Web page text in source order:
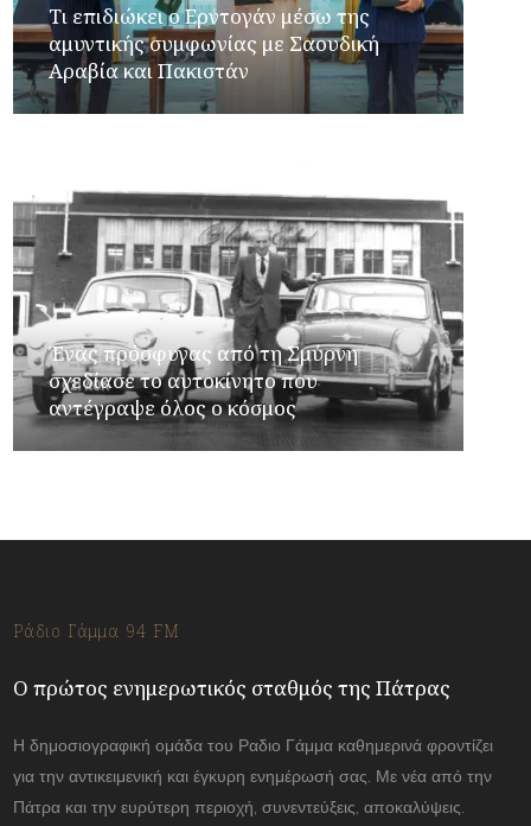
Τι επιδιώκει ο Ερντογάν μέσω της
αμυντικής συμφωνίας με Σαουδική
Αραβία και Πακιστάν
Ένας πρόσφυγας από τη Σμύρνη
σχεδίασε το αυτοκίνητο που
αντέγραψε όλος ο κόσμος
Ράδιο Γάμμα 94 FM
Ο πρώτος ενημερωτικός σταθμός της Πάτρας
Η δημοσιογραφική ομάδα του Ραδιο Γάμμα καθημερινά φροντίζει
για την αντικειμενική και έγκυρη ενημέρωσή σας. Με νέα από την
Πάτρα και την ευρύτερη περιοχή, συνεντεύξεις, αποκαλύψεις.